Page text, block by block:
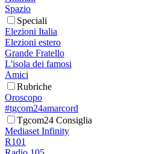
Spazio
Speciali
Elezioni Italia
Elezioni estero
Grande Fratello
L'isola dei famosi
Amici
Rubriche
Oroscopo
#tgcom24amarcord
Tgcom24 Consiglia
Mediaset Infinity
R101